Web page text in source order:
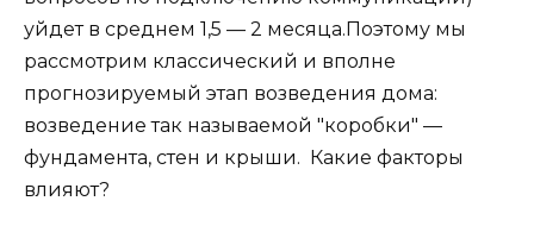
уйдет в среднем 1,5 — 2 месяца.Поэтому мы
рассмотрим классический и вполне
прогнозируемый этап возведения дома:
возведение так называемой "коробки" —
фундамента, стен и крыши. ️ Какие факторы
влияют?